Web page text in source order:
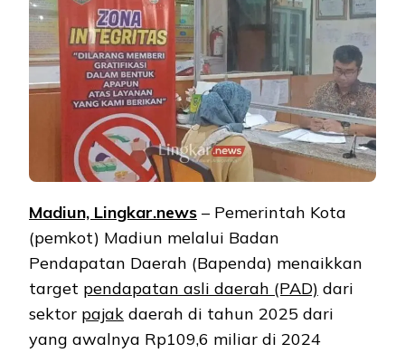
Madiun, Lingkar.news – Pemerintah Kota
(pemkot) Madiun melalui Badan
Pendapatan Daerah (Bapenda) menaikkan
target pendapatan asli daerah (PAD) dari
sektor pajak daerah di tahun 2025 dari
yang awalnya Rp109,6 miliar di 2024